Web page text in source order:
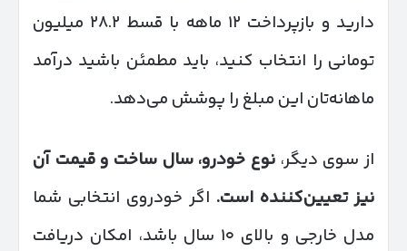
دارید و بازپرداخت ۱۲ ماهه با قسط ۲۸.۲ میلیون
تومانی را انتخاب کنید، باید مطمئن باشید درآمد
ماهانه‌تان این مبلغ را پوشش می‌دهد.
از سوی دیگر، نوع خودرو، سال ساخت و قیمت آن
نیز تعیین‌کننده است. اگر خودروی انتخابی شما
مدل خارجی و بالای ۱۰ سال باشد، امکان دریافت